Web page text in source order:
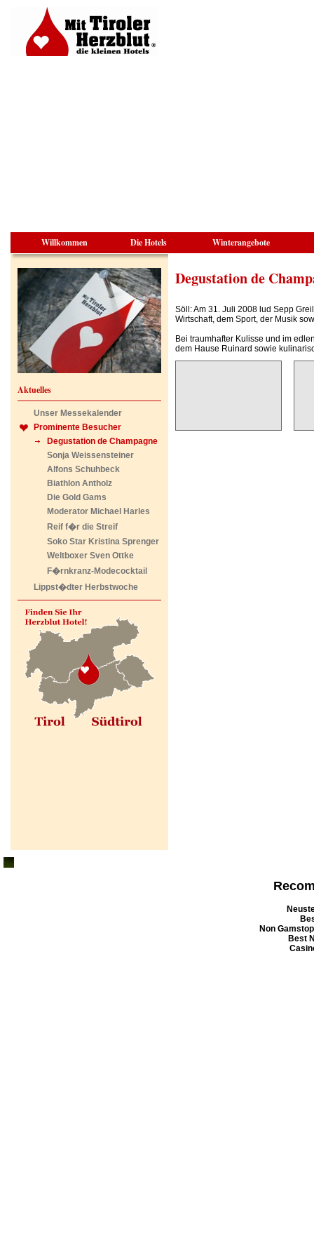
Willkommen Die Hotels Winterangebote
Aktuelles
Unser Messekalender
Prominente Besucher
Degustation de Champagne
Sonja Weissensteiner
Alfons Schuhbeck
Biathlon Antholz
Die Gold Gams
Moderator Michael Harles
Reif f�r die Streif
Soko Star Kristina Sprenger
Weltboxer Sven Ottke
F�rnkranz-Modecocktail
Lippst�dter Herbstwoche
Degustation de
Söll: Am 31. Juli 2008 lud Sepp
Wirtschaft, dem Sport, der Musik
Bei traumhafter Kulisse und im
dem Hause Ruinard sowie
Non
Best